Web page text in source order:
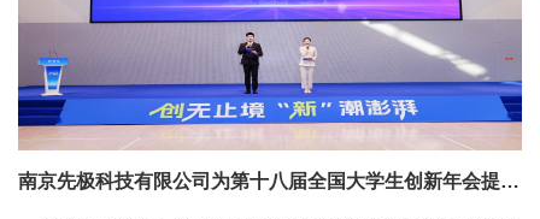
提供技术支持
2018年12月
2018年12月公司与教育部高等教育司达成合作，承接研发教育
部基础学科拔尖学生培养计划管理平台。
2018年05月
训练智能管理系统。
南京先极科技有限公司为第十八届全国大学生创新年会提供技术支持